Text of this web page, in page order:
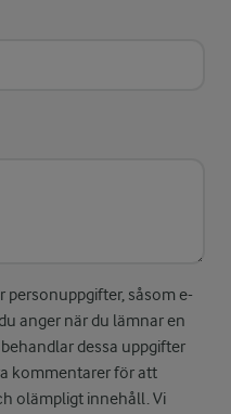
personuppgifter, såsom e-
anger när du lämnar en
dessa uppgifter
kommentarer för att
olämpligt innehåll. Vi